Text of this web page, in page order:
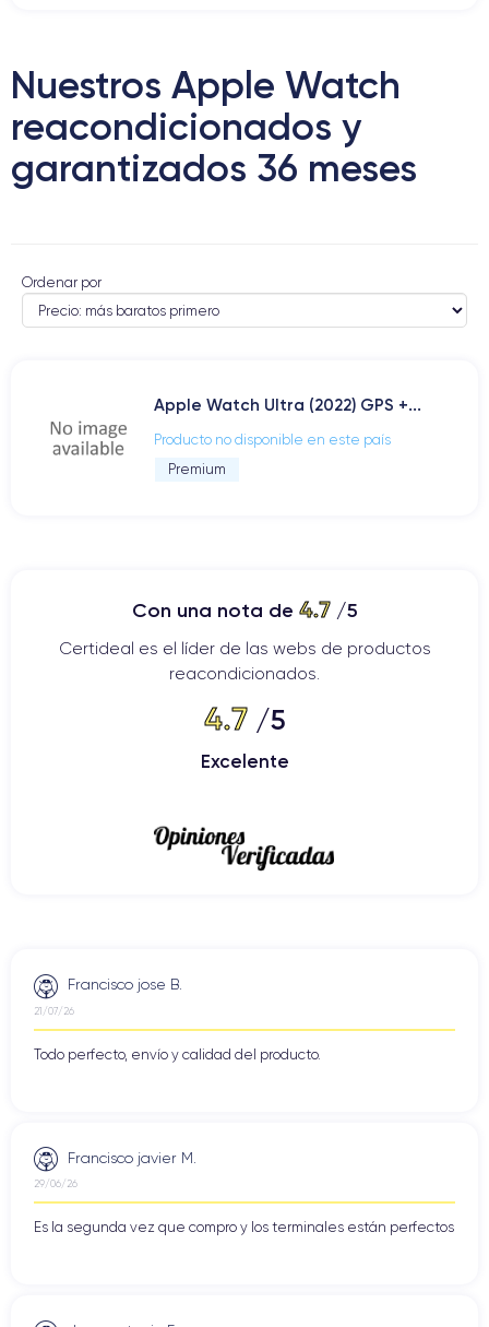
Nuestros Apple Watch
reacondicionados y
garantizados 36 meses
Ordenar por
Apple Watch Ultra (2022) GPS +...
Producto no disponible en este país
Premium
Con una nota de 4.7/5
Certideal es el líder de las webs de productos
reacondicionados.
4.7/5
Excelente
Francisco jose B.
21/07/26
Todo perfecto, envío y calidad del producto.
Francisco javier M.
29/06/26
Es la segunda vez que compro y los terminales están perfectos